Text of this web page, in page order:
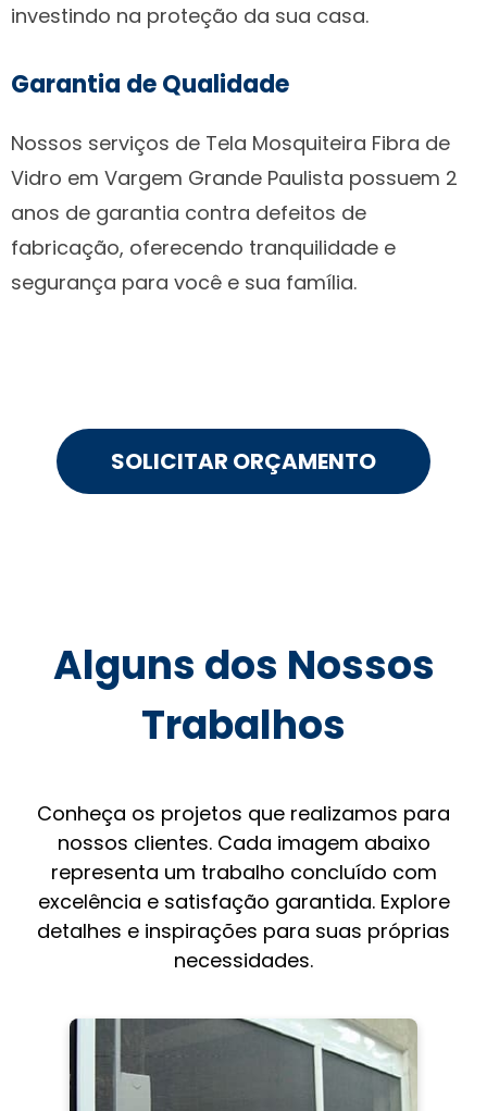
investindo na proteção da sua casa.
Garantia de Qualidade
Nossos serviços de Tela Mosquiteira Fibra de
Vidro em Vargem Grande Paulista possuem 2
anos de garantia contra defeitos de
fabricação, oferecendo tranquilidade e
segurança para você e sua família.
SOLICITAR ORÇAMENTO
Alguns dos Nossos
Trabalhos
Conheça os projetos que realizamos para
nossos clientes. Cada imagem abaixo
representa um trabalho concluído com
excelência e satisfação garantida. Explore
detalhes e inspirações para suas próprias
necessidades.